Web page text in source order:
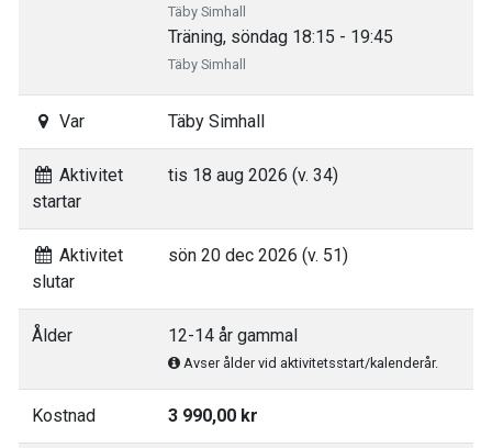
Täby Simhall
Träning, söndag 18:15 - 19:45
Täby Simhall
Var Täby Simhall
Aktivitet
startar
tis 18 aug 2026 (v. 34)
Aktivitet
slutar
sön 20 dec 2026 (v. 51)
Ålder 12-14 år gammal
Avser ålder vid aktivitetsstart/kalenderår.
Kostnad 3 990,00 kr